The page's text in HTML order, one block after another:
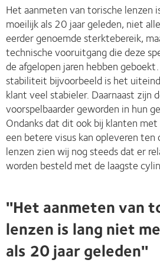
Het aanmeten van torische lenzen
moeilijk als 20 jaar geleden, niet
eerder genoemde sterktebereik,
technische vooruitgang die deze
de afgelopen jaren hebben
stabiliteit bijvoorbeeld is het
klant veel stabieler. Daarnaast zijn
voorspelbaarder geworden in hun
Ondanks dat dit ook bij klanten
een betere visus kan opleveren
lenzen zien wij nog steeds dat er
worden besteld met de laagste
''Het aanmeten van
lenzen is lang niet
als 20 jaar geleden''